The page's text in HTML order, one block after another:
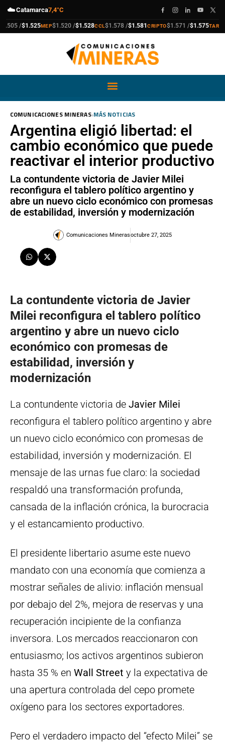
☁️Catamarca7,4°C
/$1.525MEP
compra$1.520 /
venta $1.528CCL
compra$1.578 /
venta $1.581CRIPTO
compra$1.571 /
venta $1.575TARJETA
compra
venta
COMUNICACIONES MINERAS›MÁS NOTICIAS
Argentina eligió libertad: el
cambio económico que puede
reactivar el interior productivo
La contundente victoria de Javier Milei
reconfigura el tablero político argentino y
abre un nuevo ciclo económico con promesas
de estabilidad, inversión y modernización
Comunicaciones Minerasoctubre 27, 2025
La contundente victoria de Javier
Milei reconfigura el tablero político
argentino y abre un nuevo ciclo
económico con promesas de
estabilidad, inversión y
modernización
La contundente victoria de Javier Milei
reconfigura el tablero político argentino y abre
un nuevo ciclo económico con promesas de
estabilidad, inversión y modernización. El
mensaje de las urnas fue claro: la sociedad
respaldó una transformación profunda,
cansada de la inflación crónica, la burocracia
y el estancamiento productivo.
El presidente libertario asume este nuevo
mandato con una economía que comienza a
mostrar señales de alivio: inflación mensual
por debajo del 2%, mejora de reservas y una
recuperación incipiente de la confianza
inversora. Los mercados reaccionaron con
entusiasmo; los activos argentinos subieron
hasta 35 % en Wall Street y la expectativa de
una apertura controlada del cepo promete
oxígeno para los sectores exportadores.
Pero el verdadero impacto del “efecto Milei” se